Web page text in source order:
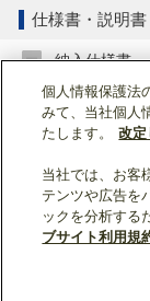
仕様書・説明書
納入仕様書
納入仕様
表
個人情報保護法
みて、当社個人
たします。
改定
当社では、お客
テンツや広告を
ックを分析する
ブサイト利用規